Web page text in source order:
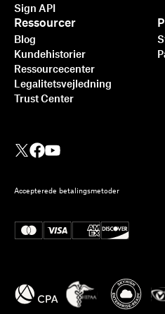
Sign API
Ressourcer
Blog
Kundehistorier
Ressourcecenter
Legalitetsvejledning
Trust Center
Accepterede betalingsmetoder